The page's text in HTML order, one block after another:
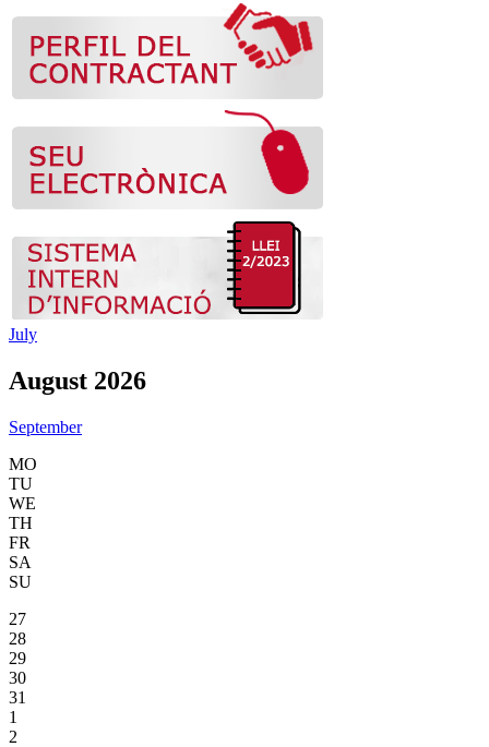
July
August 2026
September
MO
TU
WE
TH
FR
SA
SU
27
28
29
30
31
1
2